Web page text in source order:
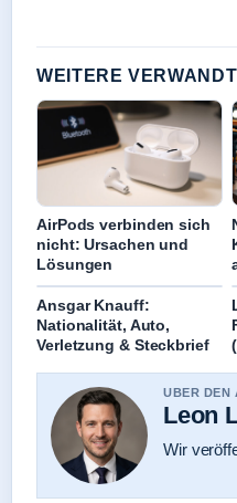
WEITERE
AirPods verbinden sich
nicht: Ursachen und
Lösungen
Ansgar Knauff:
Nationalität, Auto,
Verletzung & Steckbrief
UBER DEN
Leon
Wir